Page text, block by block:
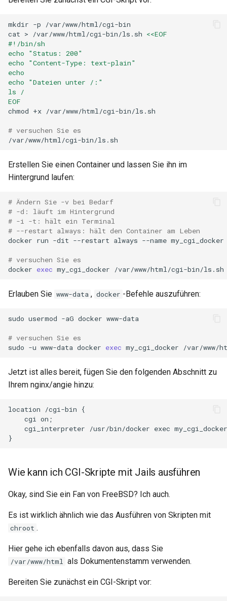
mkdir -p
/var/www/html/cgi-bin
cat > /var/www/html/cgi-bin/ls.sh <<EOF
#!/bin/sh
echo "Status: 200"
echo "Content-Type: text-plain"
echo
echo "Dateien unter /:"
ls /
EOF
chmod +x /var/www/html/cgi-bin/ls.sh
# versuchen Sie es
Erstellen Sie einen Container und lassen Sie ihn im
Hintergrund laufen:
# Ändern Sie -v bei Bedarf
# -d: läuft im Hintergrund
# -i -t: hält ein Terminal
# --restart always: hält den Container am Leben
docker run -dit --restart always --name my_cgi_docker
# versuchen Sie es
docker exec my_cgi_docker
Erlauben Sie www-data , docker -Befehle auszuführen:
sudo usermod -aG docker www-data
# versuchen Sie es
sudo -u www-data docker exec my_cgi_docker
Jetzt ist alles bereit, fügen Sie den folgenden Abschnitt zu
Ihrem nginx/angie hinzu:
location /cgi-bin {
    cgi on;
cgi_interpreter /usr/bin/docker exec
Wie kann ich CGI-Skripte mit Jails ausführen
Okay, sind Sie ein Fan von FreeBSD? Ich auch.
Es ist wirklich ähnlich wie das Ausführen von Skripten mit
chroot .
Hier gehe ich ebenfalls davon aus, dass Sie
/var/www/html als Dokumentenstamm verwenden.
Bereiten Sie zunächst ein CGI-Skript vor: